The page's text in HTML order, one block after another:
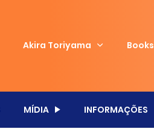
Akira Toriyama Books
MÍDIA INFORMAÇÕES